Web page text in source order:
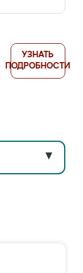
УЗНАТЬ
ПОДРОБНОСТИ
▼